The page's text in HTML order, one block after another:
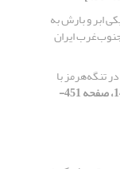
ابر و بارش به
ایران
تنگه‌هرمز با
[دوره 50، شماره 2، 1403، صفحه 451-